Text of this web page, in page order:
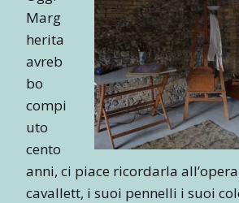
Marg
herita
avreb
bo
compi
uto
cento
anni, ci piace ricordarla
cavallett, i suoi pennelli i suoi